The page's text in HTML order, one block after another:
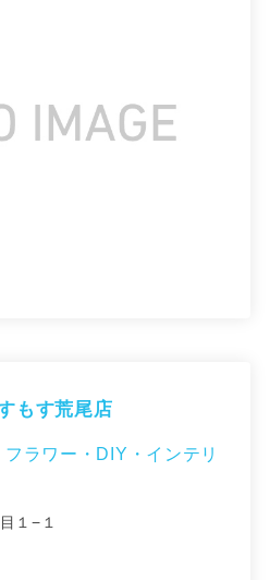
もす荒尾店
ラワー・DIY・インテリ
１−１